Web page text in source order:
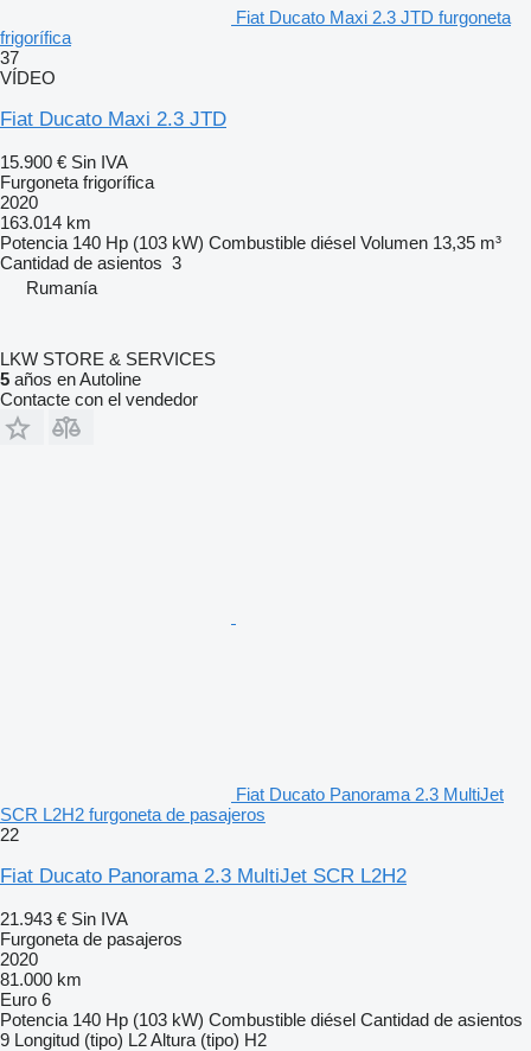
Fiat Ducato Maxi 2.3 JTD furgoneta
frigorífica
37
VÍDEO
Fiat Ducato Maxi 2.3 JTD
15.900 € Sin IVA
Furgoneta frigorífica
2020
163.014 km
Potencia 140 Hp (103 kW) Combustible diésel Volumen 13,35 m³
Cantidad de asientos 3
Rumanía
LKW STORE & SERVICES
5 años en Autoline
Contacte con el vendedor
Fiat Ducato Panorama 2.3 MultiJet
SCR L2H2 furgoneta de pasajeros
22
Fiat Ducato Panorama 2.3 MultiJet SCR L2H2
21.943 € Sin IVA
Furgoneta de pasajeros
2020
81.000 km
Euro 6
Potencia 140 Hp (103 kW) Combustible diésel Cantidad de asientos
9 Longitud (tipo) L2Altura (tipo) H2